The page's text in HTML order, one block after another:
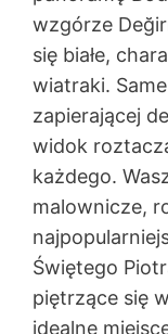
wzgórze
się białe,
wiatraki.
zapierającej
widok
każdego.
malownicze,
Świętego
piętrzące się
idealne